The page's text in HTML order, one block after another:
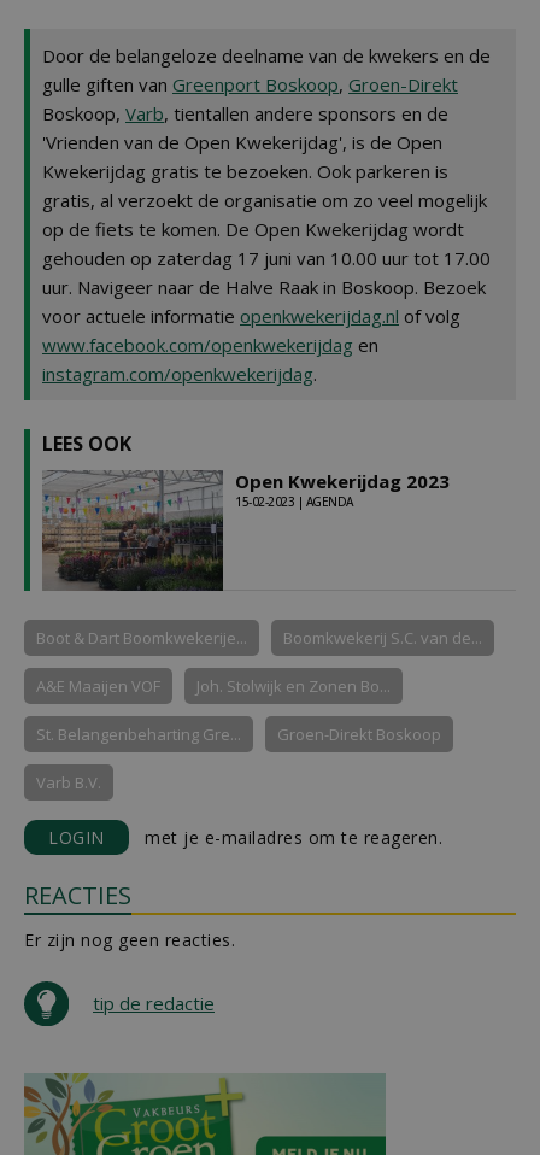
Door de belangeloze deelname van de kwekers en de
gulle giften van Greenport Boskoop, Groen-Direkt
Boskoop, Varb, tientallen andere sponsors en de
'Vrienden van de Open Kwekerijdag', is de Open
Kwekerijdag gratis te bezoeken. Ook parkeren is
gratis, al verzoekt de organisatie om zo veel mogelijk
op de fiets te komen. De Open Kwekerijdag wordt
gehouden op zaterdag 17 juni van 10.00 uur tot 17.00
uur. Navigeer naar de Halve Raak in Boskoop. Bezoek
voor actuele informatie openkwekerijdag.nl of volg
www.facebook.com/openkwekerijdag en
instagram.com/openkwekerijdag.
LEES OOK
Open Kwekerijdag 2023
15-02-2023 | AGENDA
Boot & Dart Boomkwekerije... Boomkwekerij S.C. van de...
A&E Maaijen VOF Joh. Stolwijk en Zonen Bo...
St. Belangenbeharting Gre... Groen-Direkt Boskoop
Varb B.V.
LOGIN met je e-mailadres om te reageren.
REACTIES
Er zijn nog geen reacties.
tip de redactie